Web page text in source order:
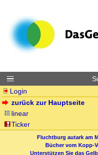
Login
zurück zur Hauptseite
linear
Ticker
Fluchtburg autark am
Bücher vom Kopp-
Unterstützen Sie das